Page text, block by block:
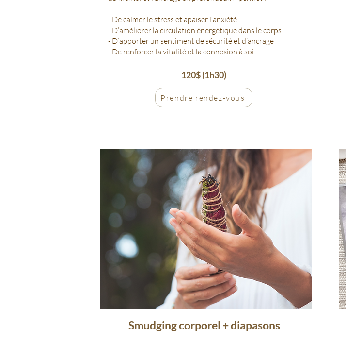
- De calmer le stress et apaiser l’anxiété
- D’améliorer la circulation énergétique dans le corps
- D’apporter un sentiment de sécurité et d’ancrage
- De renforcer la vitalité et la connexion à soi
120$ (1h30)
Prendre rendez-vous
Smudging corporel + diapasons